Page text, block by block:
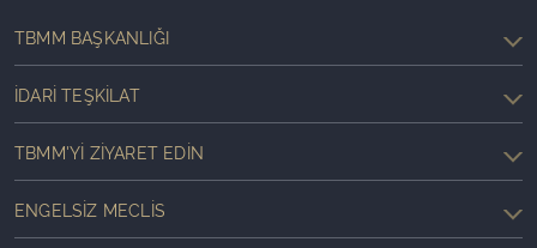
TBMM BAŞKANLIĞI
İDARI TEŞKILAT
TBMM'YI ZIYARET EDIN
ENGELSIZ MECLIS